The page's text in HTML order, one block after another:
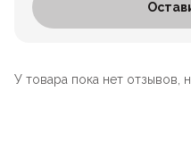
У товара пока нет отзывов,